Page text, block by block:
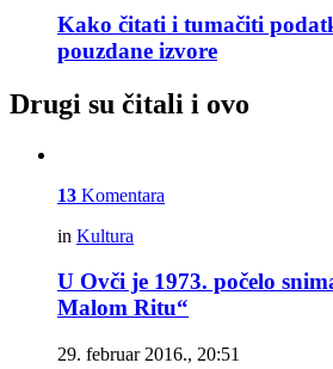
Kako čitati i tumačiti
pouzdane izvore
Drugi su čitali i ovo
13 Komentara
in Kultura
U Ovči je 1973. počelo
Malom Ritu“
29. februar 2016., 20:51